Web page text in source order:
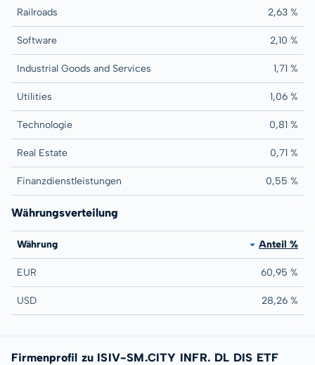
Railroads 2,63 %
Software 2,10 %
Industrial Goods and Services 1,71 %
Utilities 1,06 %
Technologie 0,81 %
Real Estate 0,71 %
Finanzdienstleistungen 0,55 %
Währungsverteilung
Währung Anteil %
EUR 60,95 %
USD 28,26 %
Firmenprofil zu ISIV-SM.CITY INFR. DL DIS ETF